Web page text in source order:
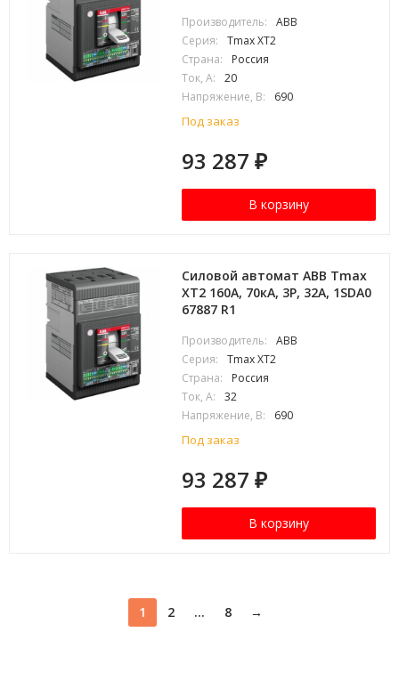
Производитель:
ABB
Серия:
Tmax XT2
Страна:
Россия
Ток, А:
20
Напряжение, В:
690
Под заказ
93 287₽
В корзину
Силовой автомат ABB Tmax
XT2 160А, 70кА, 3P, 32А, 1SDA0
67887 R1
Производитель:
ABB
Серия:
Tmax XT2
Страна:
Россия
Ток, А:
32
Напряжение, В:
690
Под заказ
93 287₽
В корзину
1 2 ... 8 →